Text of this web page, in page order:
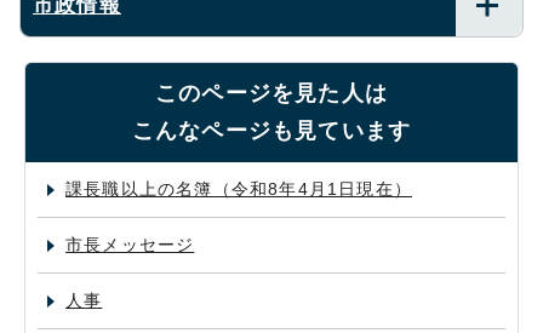
市政情報
このページを見た人は
こんなページも見ています
課長職以上の名簿（令和8年4月1日現在）
市長メッセージ
人事